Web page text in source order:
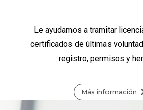
Le ayudamos a tramitar
certificados de últimas
registro, permisos y
Más información